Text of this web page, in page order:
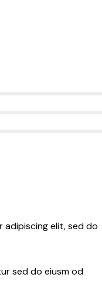
elit, sed do
sed do eiusm od